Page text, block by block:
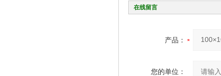
在线留言
产品：
您的单位：